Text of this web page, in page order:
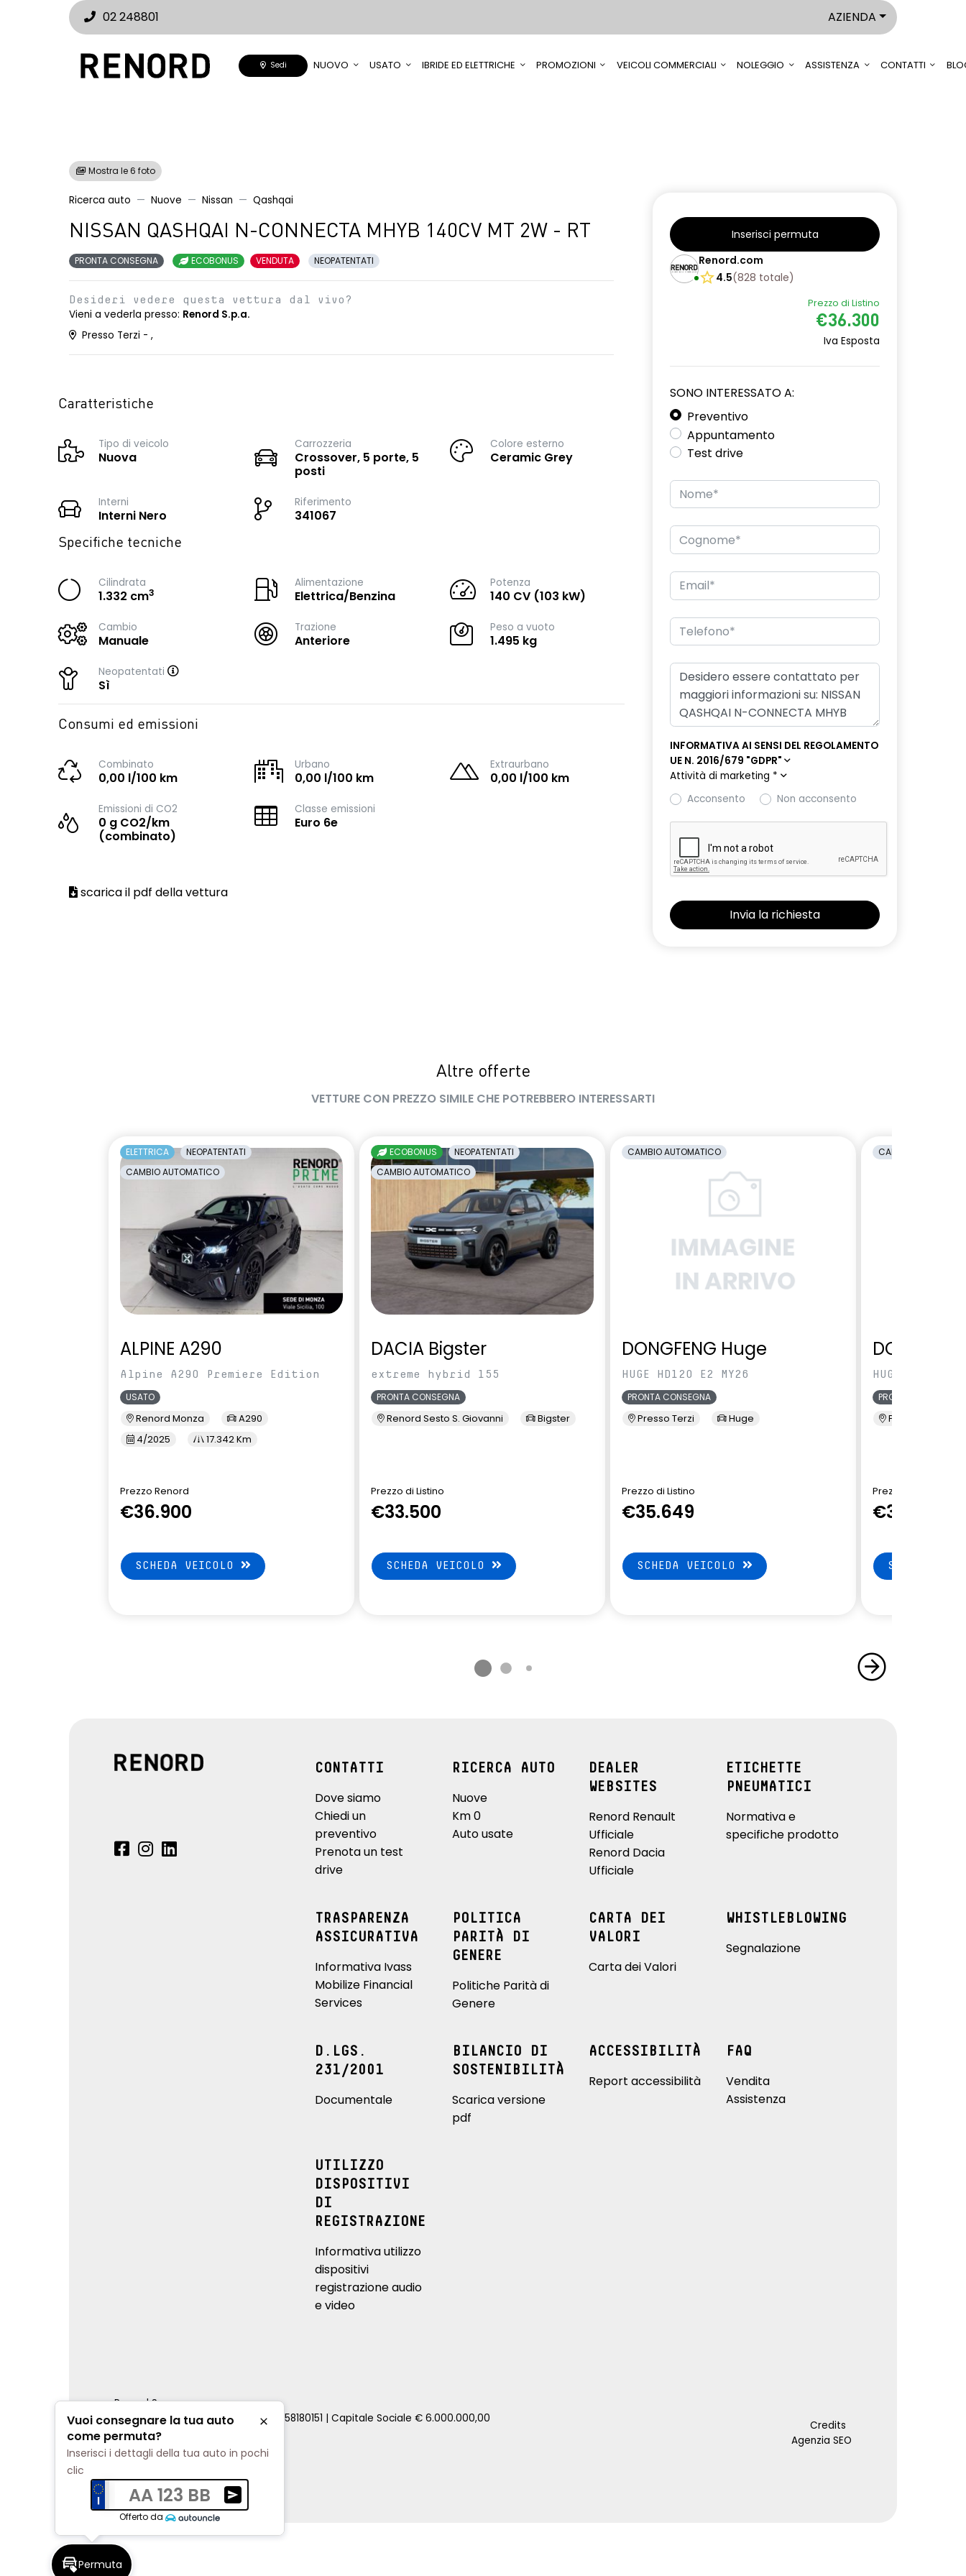
02 248801 AZIENDA
Sedi NUOVO USATO IBRIDE ED ELETTRICHE PROMOZIONI VEICOLI COMMERCIALI NOLEGGIO ASSISTENZA CONTATTI
Mostra le 6 foto
Ricerca auto Nuove Nissan Qashqai
NISSAN QASHQAI N-CONNECTA MHYB 140CV MT 2W - RT
PRONTA CONSEGNA ECOBONUS VENDUTA NEOPATENTATI
Desideri vedere questa vettura dal vivo?
Vieni a vederla presso: Renord S.p.a.
Presso Terzi - ,
Caratteristiche
Tipo di veicolo
Nuova
Carrozzeria
Crossover, 5 porte, 5
posti
Colore esterno
Ceramic Grey
Interni
Interni Nero
Riferimento
341067
Specifiche tecniche
Cilindrata
1.332 cm3
Alimentazione
Elettrica/Benzina
Potenza
140 CV (103 kW)
Cambio
Manuale
Trazione
Anteriore
Peso a vuoto
1.495 kg
Neopatentati
Sì
Consumi ed emissioni
Combinato
0,00 l/100 km
Urbano
0,00 l/100 km
Extraurbano
0,00 l/100 km
Emissioni di CO2
0 g CO2/km
(combinato)
Classe emissioni
Euro 6e
scarica il pdf della vettura
Inserisci permuta
Renord.com
4.5(828 totale)
Prezzo di Listino
€36.300
Iva Esposta
SONO INTERESSATO A:
Preventivo
Appuntamento
Test drive
INFORMATIVA AI SENSI DEL REGOLAMENTO
UE N. 2016/679 "GDPR"
Attività di marketing *
Acconsento
Non acconsento
Altre offerte
VETTURE CON PREZZO SIMILE CHE POTREBBERO INTERESSARTI
ELETTRICA
NEOPATENTATI
CAMBIO AUTOMATICO
ALPINE A290
Alpine A290 Premiere Edition
USATO
Renord Monza
A290
4/2025
17.342 Km
Prezzo Renord
€36.900
SCHEDA VEICOLO
ECOBONUS
NEOPATENTATI
CAMBIO AUTOMATICO
DACIA Bigster
extreme hybrid 155
PRONTA CONSEGNA
Renord Sesto S. Giovanni Bigster
Prezzo di Listino
€33.500
SCHEDA VEICOLO
CAMBIO AUTOMATICO
DONGFENG Huge
HUGE HD120 E2 MY26
PRONTA CONSEGNA
Presso Terzi Huge
Prezzo di Listino
€35.649
SCHEDA VEICOLO
CAMBIO
HUGE HD120
PRONTA CONSEGNA
Presso Terzi
Prezzo di Listino
€35.649
SCHEDA
CONTATTI
Dove siamo
Chiedi un
preventivo
Prenota un test
drive
RICERCA AUTO
Nuove
Km 0
Auto usate
DEALER
WEBSITES
Renord Renault
Ufficiale
Renord Dacia
Ufficiale
ETICHETTE
PNEUMATICI
Normativa e
specifiche prodotto
TRASPARENZA
ASSICURATIVA
Informativa Ivass
Mobilize Financial
Services
POLITICA
PARITÀ DI
GENERE
Politiche Parità di
Genere
CARTA DEI
VALORI
Carta dei Valori
WHISTLEBLOWING
Segnalazione
D.LGS.
231/2001
Documentale
BILANCIO DI
SOSTENIBILITÀ
Scarica versione
pdf
ACCESSIBILITÀ
Report accessibilità
FAQ
Vendita
Assistenza
UTILIZZO
DISPOSITIVI
DI
REGISTRAZIONE
Informativa utilizzo
dispositivi
registrazione audio
e video
Renord S.p.a.
REA Milano 810796 | P.IVA e C.F. 00858180151 | Capitale Sociale € 6.000.000,00
Cookie Policy
Privacy Policy
Impostazioni di tracciamento
Credits
Agenzia SEO
Permuta
Vuoi consegnare la tua auto
come permuta?
Chiudi
Inserisci i dettagli della tua auto in pochi
clic
AA 123 BB
Ricevi una valutazione della tua auto senza impegno
Offerto da